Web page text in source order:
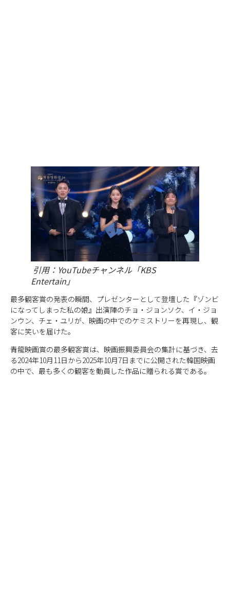
引用：YouTubeチャンネル「KBS
Entertain」
最多観客賞の発表の瞬間、プレゼンターとして登壇した『ゾンビ
になってしまった私の娘』出演陣のチョ・ジョンソク、イ・ジョ
ンウン、チェ・ユリが、映画の中でのケミストリーを再現し、観
客に笑いを届けた。
青龍映画賞の最多観客賞は、映画振興委員会の集計に基づき、去
る2024年10月11日から2025年10月7日までに公開された韓国映画
の中で、最も多くの観客を動員した作品に贈られる賞である。